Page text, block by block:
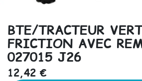
BTE/TRACTEUR
FRICTION AVEC
027015 J26
12,42 €